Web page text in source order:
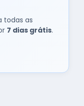
todas as
7 dias grátis.